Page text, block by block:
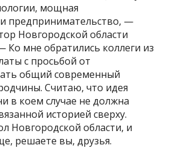
мощная
предпринимательство, —
Новгородской области
мне обратились коллеги из
с просьбой от
общий современный
Считаю, что идея
в коем случае не должна
историей сверху.
Новгородской области, и
решаете вы, друзья.